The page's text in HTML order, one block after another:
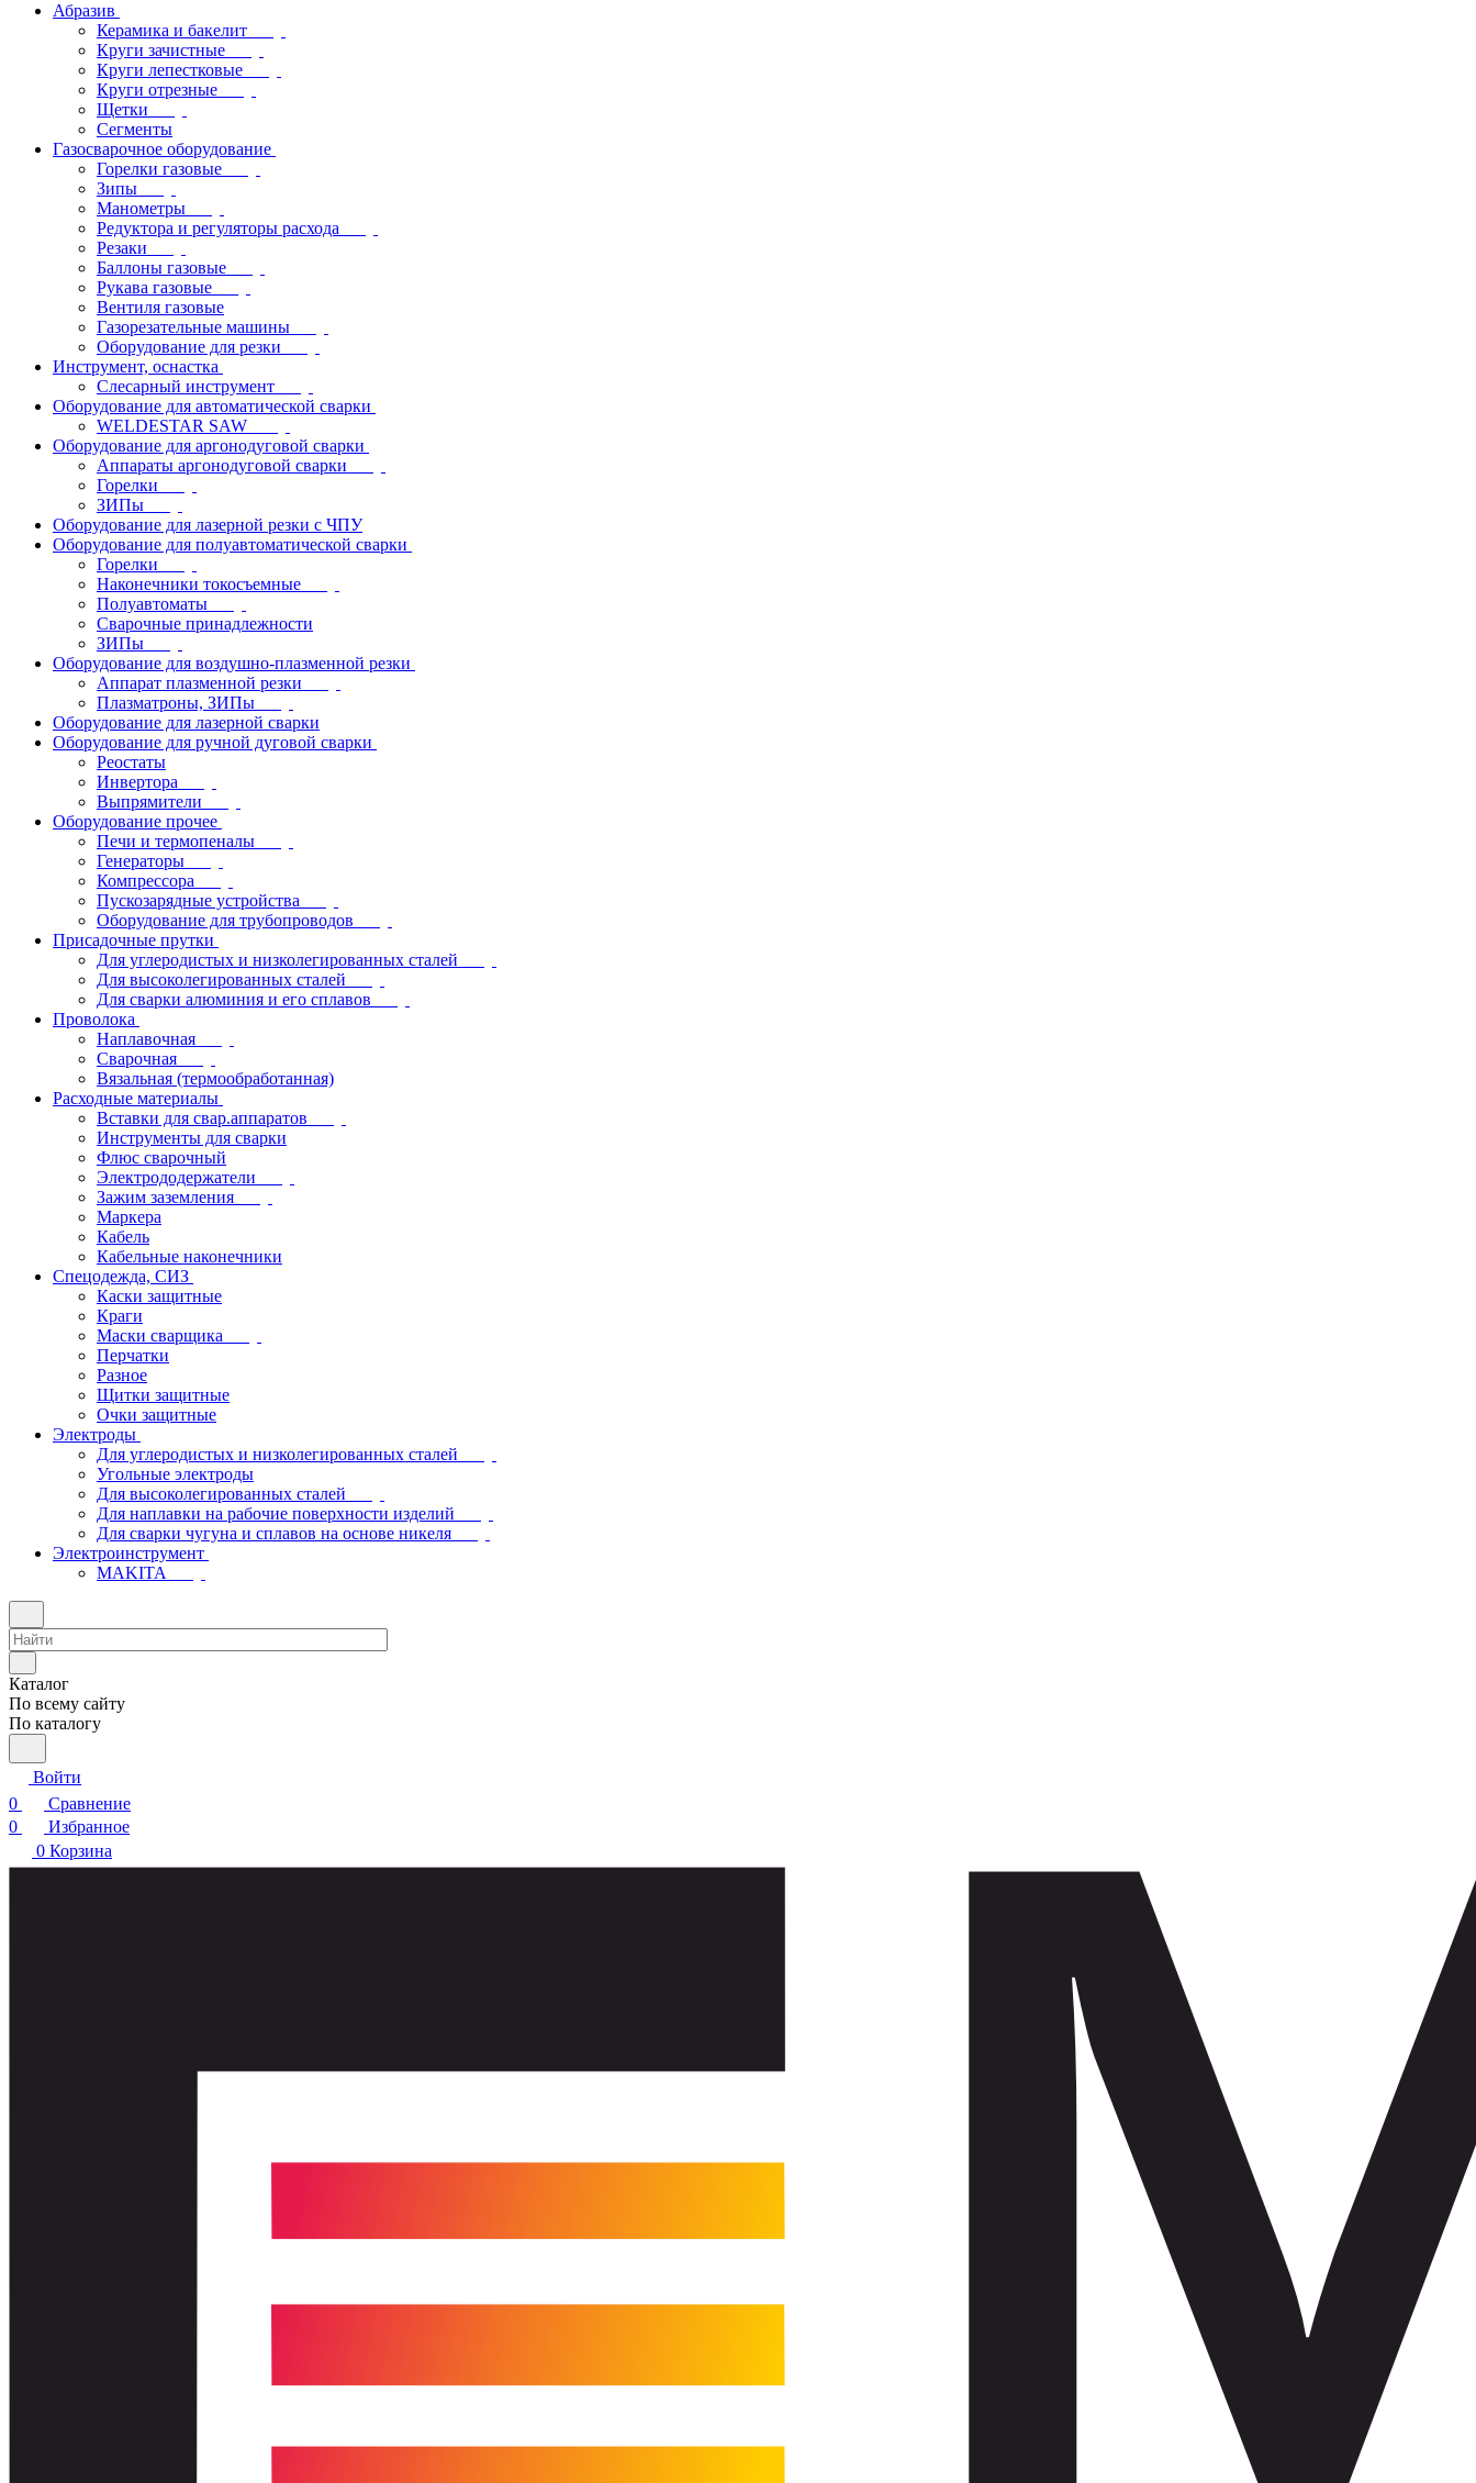
Абразив
Керамика и бакелит
Круги зачистные
Круги лепестковые
Круги отрезные
Щетки
Сегменты
Газосварочное оборудование
Горелки газовые
Зипы
Манометры
Редуктора и регуляторы расхода
Резаки
Баллоны газовые
Рукава газовые
Вентиля газовые
Газорезательные машины
Оборудование для резки
Инструмент, оснастка
Слесарный инструмент
Оборудование для автоматической сварки
WELDESTAR SAW
Оборудование для аргонодуговой сварки
Аппараты аргонодуговой сварки
Горелки
ЗИПы
Оборудование для лазерной резки с ЧПУ
Оборудование для полуавтоматической сварки
Горелки
Наконечники токосъемные
Полуавтоматы
Сварочные принадлежности
ЗИПы
Оборудование для воздушно-плазменной резки
Аппарат плазменной резки
Плазматроны, ЗИПы
Оборудование для лазерной сварки
Оборудование для ручной дуговой сварки
Реостаты
Инвертора
Выпрямители
Оборудование прочее
Печи и термопеналы
Генераторы
Компрессора
Пускозарядные устройства
Оборудование для трубопроводов
Присадочные прутки
Для углеродистых и низколегированных сталей
Для высоколегированных сталей
Для сварки алюминия и его сплавов
Проволока
Наплавочная
Сварочная
Вязальная (термообработанная)
Расходные материалы
Вставки для свар.аппаратов
Инструменты для сварки
Флюс сварочный
Электрододержатели
Зажим заземления
Маркера
Кабель
Кабельные наконечники
Спецодежда, СИЗ
Каски защитные
Краги
Маски сварщика
Перчатки
Разное
Щитки защитные
Очки защитные
Электроды
Для углеродистых и низколегированных сталей
Угольные электроды
Для высоколегированных сталей
Для наплавки на рабочие поверхности изделий
Для сварки чугуна и сплавов на основе никеля
Электроинструмент
МAKITA
Каталог
По всему сайту
По каталогу
Войти
0
Сравнение
0
Избранное
0 Корзина